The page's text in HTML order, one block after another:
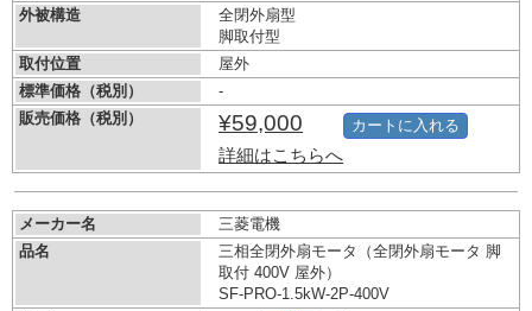
外被構造
全閉外扇型
脚取付型
取付位置
屋外
標準価格（税別）
-
販売価格（税別）
¥59,000
詳細はこちらへ
カートに入れる
メーカー名
三菱電機
品名
三相全閉外扇モータ（全閉外扇モータ 脚
取付 400V 屋外）
SF-PRO-1.5kW-2P-400V